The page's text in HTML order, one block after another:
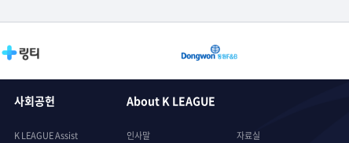
사회공헌
K LEAGUE Assist
About K LEAGUE
인사말 자료실